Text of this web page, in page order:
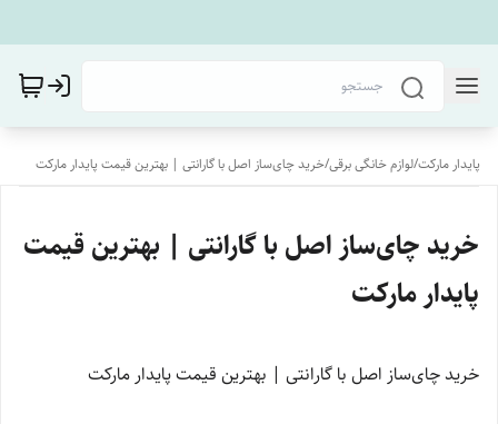
پایدار مارکت/لوازم خانگی برقی/خرید چای‌ساز اصل با گارانتی | بهترین قیمت پایدار مارکت
خرید چای‌ساز اصل با گارانتی | بهترین قیمت
پایدار مارکت
خرید چای‌ساز اصل با گارانتی | بهترین قیمت پایدار مارکت